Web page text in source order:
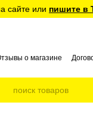
сайте или пишите в
о магазине